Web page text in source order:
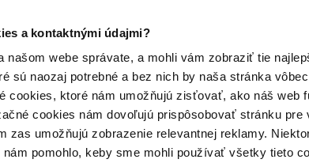
a kontaktnými údajmi?
našom webe správate, a mohli vám zobraziť tie
sú naozaj potrebné a bez nich by naša stránka
cookies, ktoré nám umožňujú zisťovať, ako náš web
cookies nám dovoľujú prispôsobovať stránku pre
zas umožňujú zobrazenie relevantnej reklamy.
pomohlo, keby sme mohli používať všetky tieto